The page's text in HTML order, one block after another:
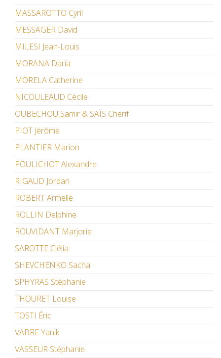
MASSAROTTO Cyril
MESSAGER David
MILESI Jean-Louis
MORANA Daria
MORELA Catherine
NICOULEAUD Cécile
OUBECHOU Samir & SAÏS Cherif
PIOT Jérôme
PLANTIER Marion
POULICHOT Alexandre
RIGAUD Jordan
ROBERT Armelle
ROLLIN Delphine
ROUVIDANT Marjorie
SAROTTE Clélia
SHEVCHENKO Sacha
SPHYRAS Stéphanie
THOURET Louise
TOSTI Éric
VABRE Yanik
VASSEUR Stéphanie